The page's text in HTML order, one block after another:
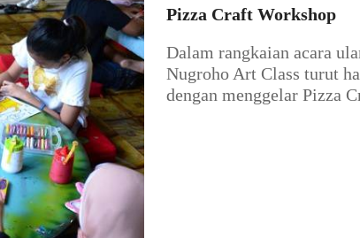
Sep-
2017
Pizza Craft Workshop
Dalam rangkaian acara
Nugroho Art Class turut
dengan menggelar Pizza